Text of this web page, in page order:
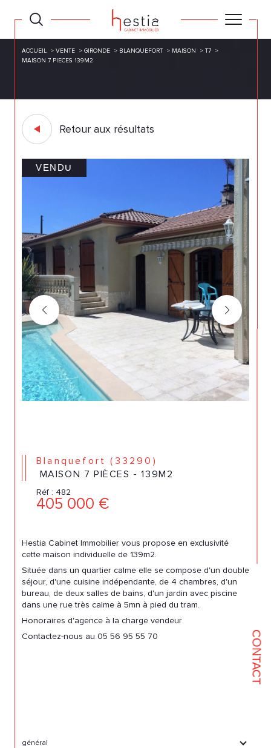
CONTACT
ACCUEIL VENTE GIRONDE BLANQUEFORT MAISON
T7
MAISON 7 PIECES 139M2
Retour aux résultats
VENDU
Blanquefort (33290)
MAISON 7 PIÈCES - 139M2
Réf : 482
405 000 €
Hestia Cabinet Immobilier vous propose en exclusivité
cette maison individuelle de 139m2.
Située dans un quartier calme elle se compose d'un double
séjour, d'une cuisine indépendante, de 4 chambres, d'un
bureau, de deux salles de bains, d'un jardin avec piscine
dans une rue très calme à 5mn à pied du tram.
Honoraires d'agence à la charge vendeur
Contactez-nous au 05 56 95 55 70
général